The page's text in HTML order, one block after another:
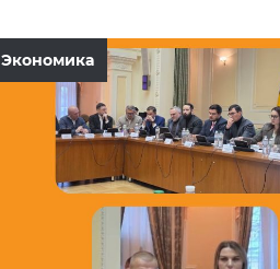
Экономика